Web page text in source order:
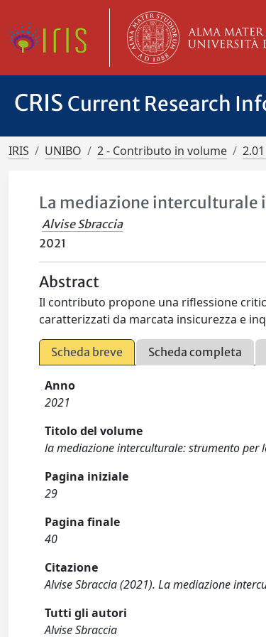
CRIS Current Research
IRIS UNIBO 2 - Contributo in volume
La mediazione interculturale
Alvise Sbraccia
2021
Abstract
Il contributo propone una riflessione
caratterizzati da marcata insicurezza e
Scheda breve Scheda completa
Anno
2021
Titolo del volume
la mediazione interculturale: strumento per
Pagina iniziale
29
Pagina finale
40
Citazione
Alvise Sbraccia (2021). La mediazione
Tutti gli autori
Alvise Sbraccia